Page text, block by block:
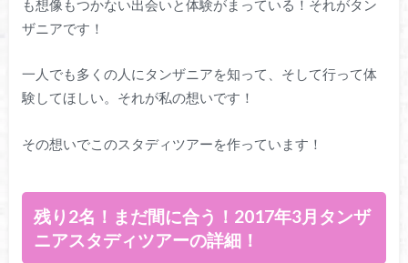
も想像もつかない出会いと体験がまっている！それがタン
ザニアです！
一人でも多くの人にタンザニアを知って、そして行って体
験してほしい。それが私の想いです！
その想いでこのスタディツアーを作っています！
残り2名！まだ間に合う！2017年3月タンザ
ニアスタディツアーの詳細！